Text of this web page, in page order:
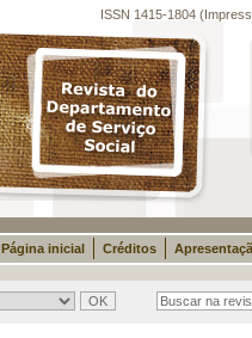
ISSN 1415-1804
Página inicial Créditos